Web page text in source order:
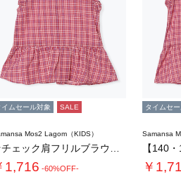
イムセール対象 SALE
Mos2 Lagom（KIDS）
1,716 -60%OFF-
タイムセ
Samansa
￥